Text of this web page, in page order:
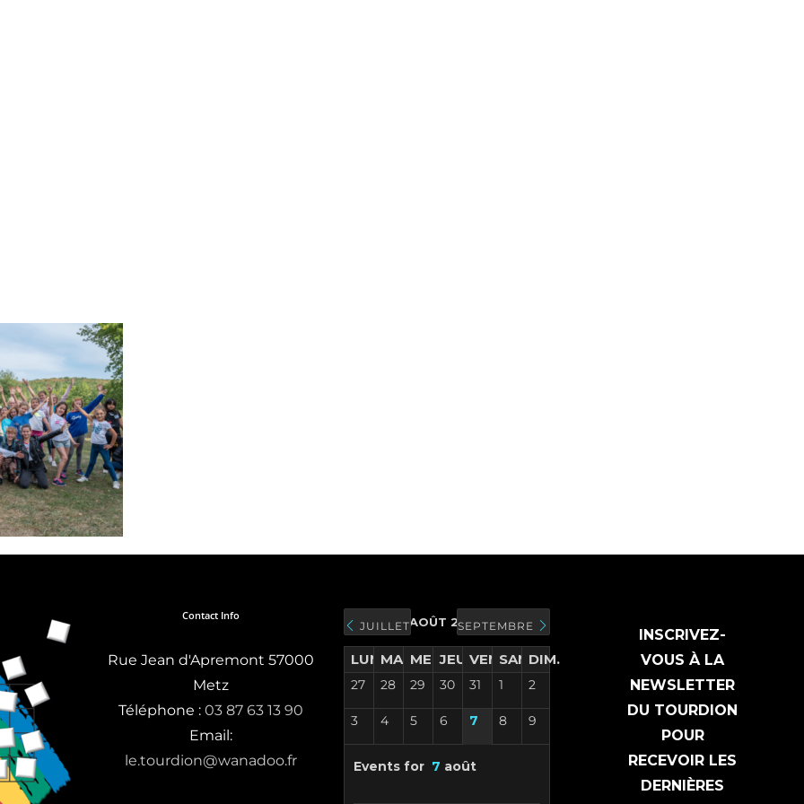
Contact Info
Rue Jean d'Apremont 57000
Metz
Téléphone :03 87 63 13 90
Email:
le.tourdion@wanadoo.fr
JUILLETAOÛT 2026SEPTEMBRE
LUN.MAR.MER.JEU.VEN.SAM.DIM.
27 28 29 30 31 1 2
3 4 5 6 7 8 9
Events for 7 août
INSCRIVEZ-
VOUS À LA
NEWSLETTER
DU TOURDION
POUR
RECEVOIR LES
DERNIÈRES